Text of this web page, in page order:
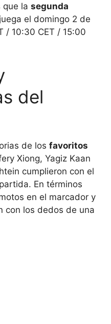
que la segunda
el domingo 2 de
/ 10:30 CET / 15:00
del
de los favoritos
Xiong, Yagiz Kaan
cumplieron con el
En términos
en el marcador y
con los dedos de una